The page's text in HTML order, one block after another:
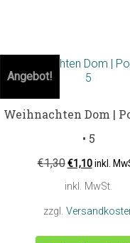
Angebot!
Weihnachten Dom |
• 5
€1,30 €1,10 inkl.
inkl. MwSt.
zzgl.